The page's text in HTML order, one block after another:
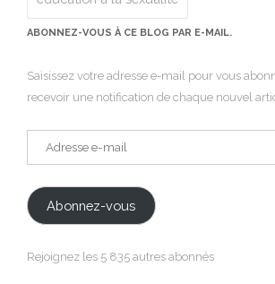
ABONNEZ-VOUS À CE BLOG PAR E-MAIL.
Saisissez votre adresse e-mail pour vous
recevoir une notification de chaque nouvel
Adresse
e-
Abonnez-vous
Rejoignez les 5 835 autres abonnés